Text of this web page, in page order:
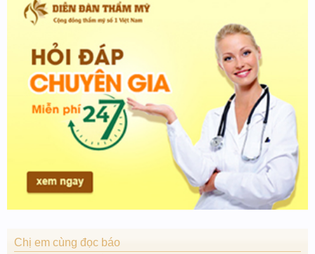
Chị em cùng đọc báo